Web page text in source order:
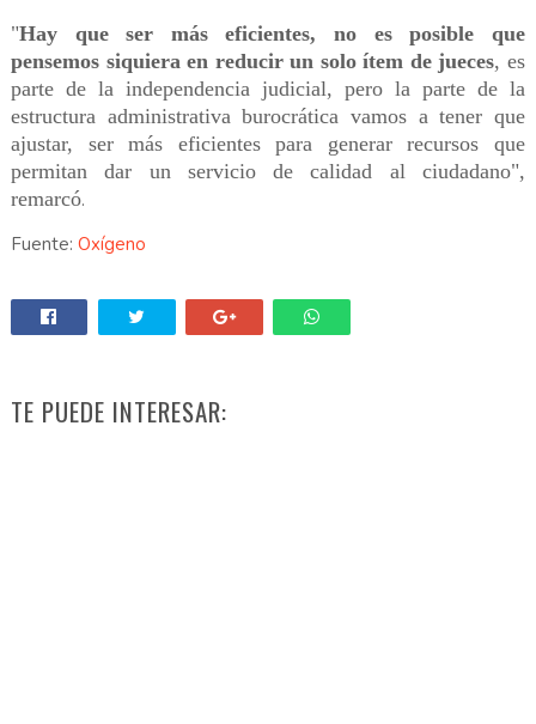
"Hay que ser más eficientes, no es posible que
pensemos siquiera en reducir un solo ítem de jueces, es
parte de la independencia judicial, pero la parte de la
estructura administrativa burocrática vamos a tener que
ajustar, ser más eficientes para generar recursos que
permitan dar un servicio de calidad al ciudadano",
remarcó.
Fuente: Oxígeno
TE PUEDE INTERESAR: